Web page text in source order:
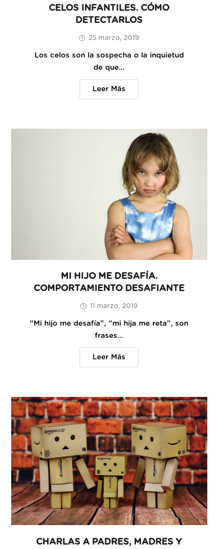
CELOS INFANTILES. CÓMO
DETECTARLOS
25 marzo, 2019
Los celos son la sospecha o la inquietud
de que…
Leer Más
MI HIJO ME DESAFÍA.
COMPORTAMIENTO DESAFIANTE
11 marzo, 2019
“Mi hijo me desafía”, “mi hija me reta”, son
frases…
Leer Más
CHARLAS A PADRES, MADRES Y